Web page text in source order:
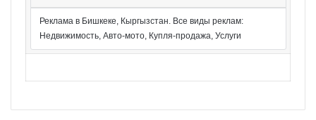
Реклама в Бишкеке, Кыргызстан. Все виды реклам:
Недвижимость, Авто-мото, Купля-продажа, Услуги